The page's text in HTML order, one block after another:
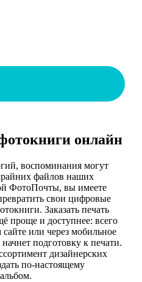
онлайн
воспоминания могут
файлов наших
ФотоПочты, вы имеете
свои цифровые
Заказать печать
проще и доступнее: всего
или через мобильное
подготовку к печати.
дизайнерских
по-настоящему